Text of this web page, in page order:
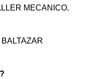
MECANICO.